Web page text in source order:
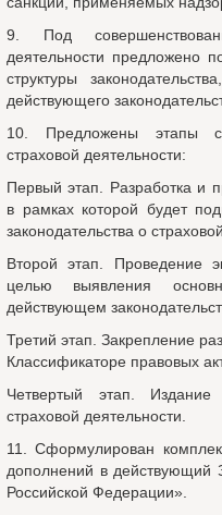
9. Под
деятельности предложено
структуры
действующего
10. Предложены этапы
страховой деятельности:
Первый этап. Разработка и
в рамках которой будет
законодательства о
Второй этап. Проведение
целью выявления
действующем
Третий этап. Закрепление
Классификаторе правовых
Четвертый этап.
страховой деятельности.
11. Сформулирован
дополнений в действующий
Российской Федерации».